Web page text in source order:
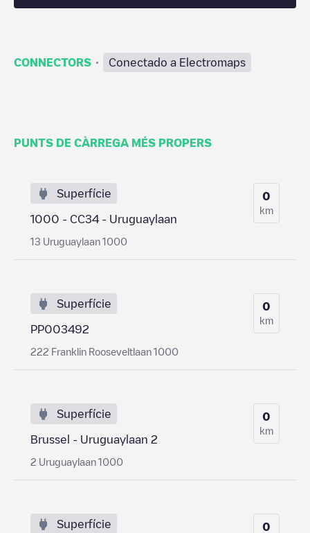
CONNECTORS · Conectado a Electromaps
PUNTS DE CÀRREGA MÉS PROPERS
Superfície
1000 - CC34 - Uruguaylaan
13 Uruguaylaan 1000
0
km
Superfície
PP003492
222 Franklin Rooseveltlaan 1000
0
km
Superfície
Brussel - Uruguaylaan 2
2 Uruguaylaan 1000
0
km
Superfície 0